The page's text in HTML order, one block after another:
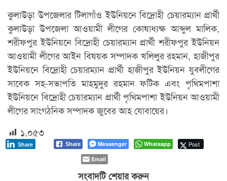
কুলাউড়া উপজেলার টিলাগাঁও ইউনিয়নে বিদ্রোহী চেয়ারম্যান প্রার্থী
কুলাউড়া উপজেলা আওয়ামী লীগের কোষাধ্যক্ষ আব্দুল মালিক,
শরীফপুর ইউনিয়নে বিদ্রোহী চেয়ারম্যান প্রার্থী শরীফপুর ইউনিয়ন
আওয়ামী লীগের আইন বিষয়ক সম্পাদক খলিলুর রহমান, হাজীপুর
ইউনিয়নে বিদ্রোহী চেয়ারম্যান প্রার্থী হাজীপুর ইউনিয়ন যুবলীগের
সাবেক সহ-সভাপতি মাহমুদুর রহমান ফটিক এবং পৃথিমপাশা
ইউনিয়নে বিদ্রোহী চেয়ারম্যান প্রার্থী পৃথিমপাশা ইউনিয়ন আওয়ামী
লীগের সাংগঠনিক সম্পাদক জুবের আহ যোবায়ের।
১,০৫৩
Share Messenger Whatsapp Post
Share
Email
সংবাদটি শেয়ার করুন